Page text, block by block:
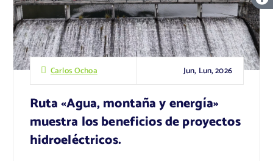
Carlos Ochoa Jun, Lun, 2026
Ruta «Agua, montaña y energía»
muestra los beneficios de proyectos
hidroeléctricos.